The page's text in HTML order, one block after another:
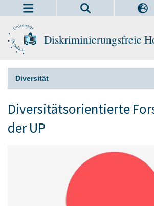
Diskriminierungsfreie
Diversität
Diversitätsorientierte
der UP